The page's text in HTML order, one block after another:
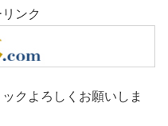
ンク
クよろしくお願いしま